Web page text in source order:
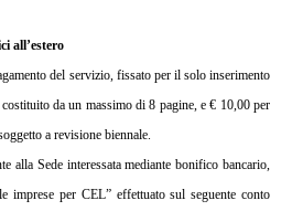
all’estero
del servizio, fissato per il solo inserimento
da un massimo di 8 pagine, e € 10,00 per
a revisione biennale.
alla Sede interessata mediante bonifico bancario,
imprese per CEL” effettuato sul seguente conto